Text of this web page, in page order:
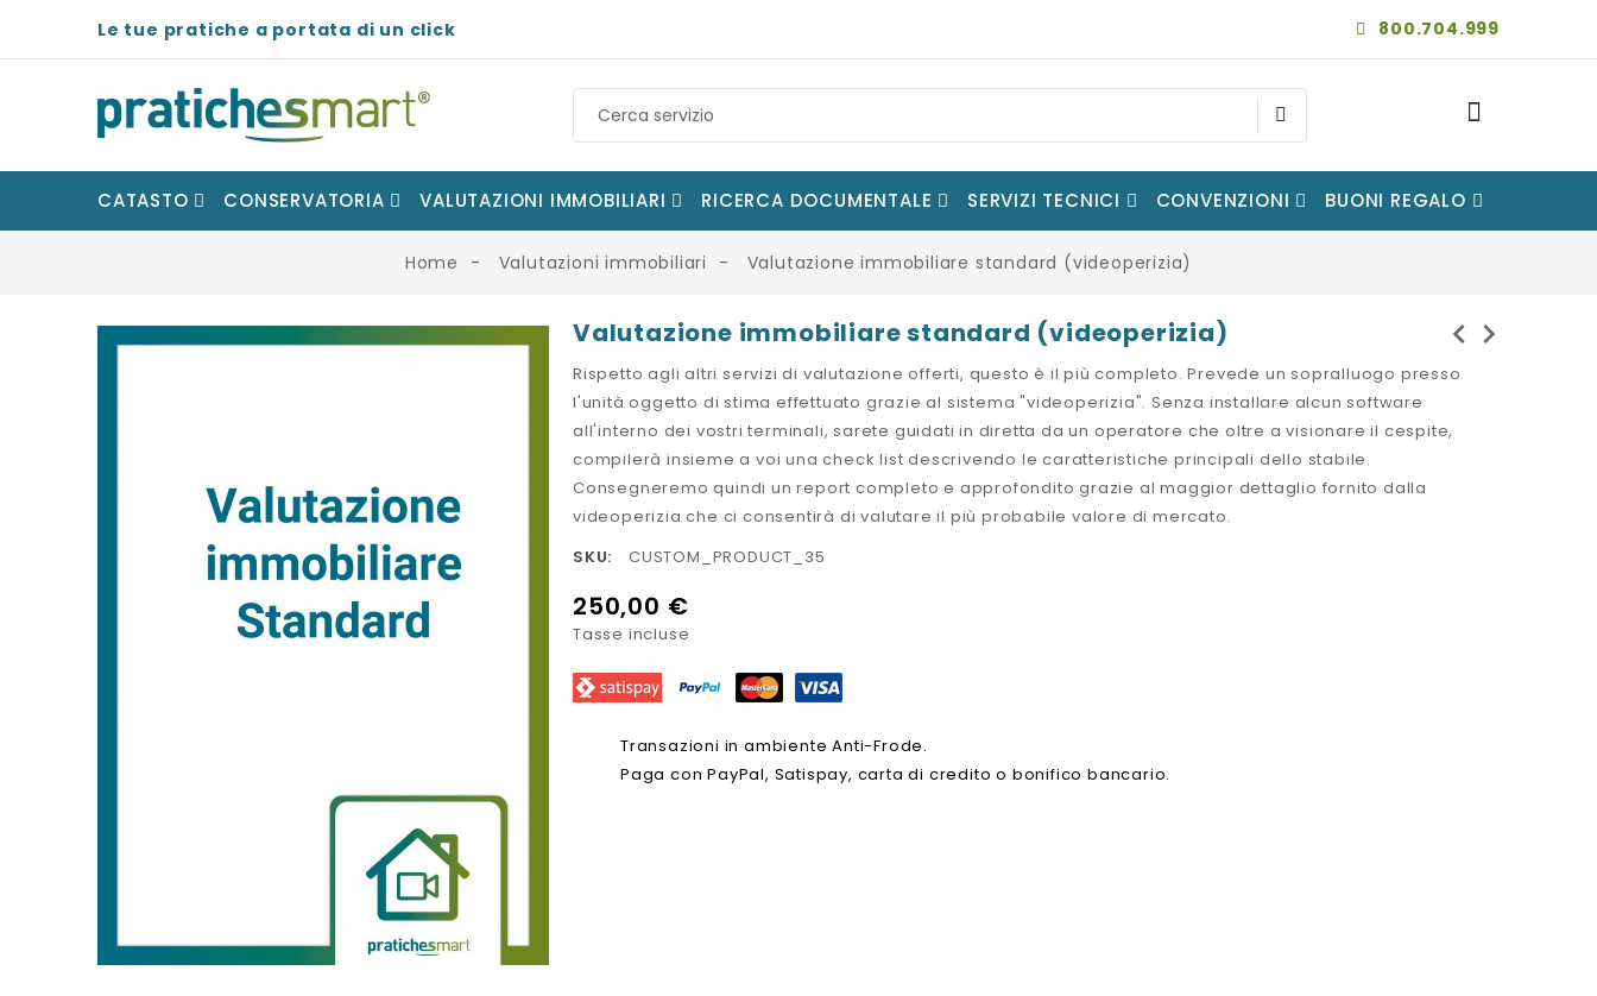
Le tue pratiche a portata di un click 800.704.999
CATASTO CONSERVATORIA VALUTAZIONI IMMOBILIARI RICERCA DOCUMENTALE SERVIZI TECNICI CONVENZIONI BUONI REGALO
Home Valutazioni immobiliari Valutazione immobiliare standard (videoperizia)
Valutazione immobiliare standard (videoperizia) chevron_left chevron_right
Rispetto agli altri servizi di valutazione offerti, questo è il più completo. Prevede un sopralluogo presso
l'unità oggetto di stima effettuato grazie al sistema "videoperizia". Senza installare alcun software
all'interno dei vostri terminali, sarete guidati in diretta da un operatore che oltre a visionare il cespite,
compilerà insieme a voi una check list descrivendo le caratteristiche principali dello stabile.
Consegneremo quindi un report completo e approfondito grazie al maggior dettaglio fornito dalla
videoperizia che ci consentirà di valutare il più probabile valore di mercato.
SKU:
CUSTOM_PRODUCT_35
250,00 €
Tasse incluse
Transazioni in ambiente Anti-Frode.
Paga con PayPal, Satispay, carta di credito o bonifico bancario.